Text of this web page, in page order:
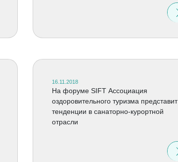
16.11.2018
На форуме SIFT Ассоциация
оздоровительного туризма представит
тенденции в санаторно-курортной
отрасли